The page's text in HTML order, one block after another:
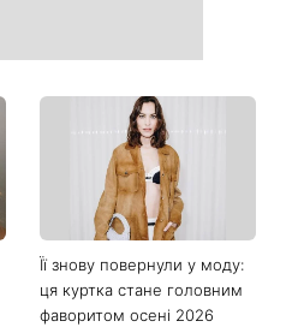
Її знову повернули у моду:
ця куртка стане головним
фаворитом осені 2026